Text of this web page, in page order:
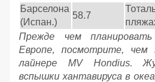
Барселона
(Испан.)
58.7
Прежде чем
Европе, посмотрите, чем
лайнере MV Hondius.
вспышки хантавируса в